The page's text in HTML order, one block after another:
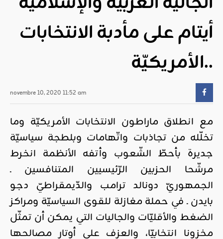
أيتام على مأدبة الانتخابات
الأمريكيّة..
novembre 10, 2020 11:52 am
مع انطلاق ماراطون الانتخابات الأمريكيّة وما
تخلّله من تجاذبات واتّهامات وبلطجة سياسيّة
جديرة بأحطّ الشّعوب وأتفه الأنظمة انخرط
مرشّحا الحزبين الرّئيسيين المتنافسين ـ
الجمهوريّ دونالد ترامب والدّيمقراطيّ دجو
بايدن ـ في حملة مغازلة للقوى السياسيّة ومراكز
الضغط والأقليّات والجاليات التي يمكن أن تمثّل
مخزونا انتخابيّا، والعزف على أوتار مصالحها